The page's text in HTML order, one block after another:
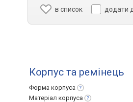
в список додати
Корпус та ремінець
Форма корпуса
Матеріал корпуса